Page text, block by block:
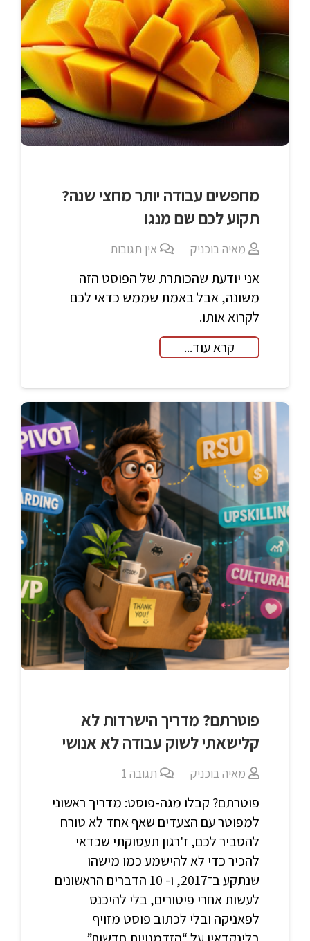
מחפשים עבודה יותר מחצי שנה?
תקוע לכם שם מנגו
מאיה בוכניק אין תגובות
אני יודעת שהכותרת של הפוסט הזה
משונה, אבל באמת שממש כדאי לכם
לקרוא אותו.
קרא עוד...
פוטרתם? מדריך הישרדות לא
קלישאתי לשוק עבודה לא אנושי
מאיה בוכניק תגובה1
פוטרתם? קבלו מגה-פוסט: מדריך ראשוני
למפוטר עם הצעדים שאף אחד לא טורח
להסביר לכם, ז'רגון תעסוקתי שכדאי
להכיר כדי לא להישמע כמו מישהו
שנתקע ב־2017, ו- 10 הדברים הראשונים
לעשות אחרי פיטורים, בלי להיכנס
לפאניקה ובלי לכתוב פוסט מזויף